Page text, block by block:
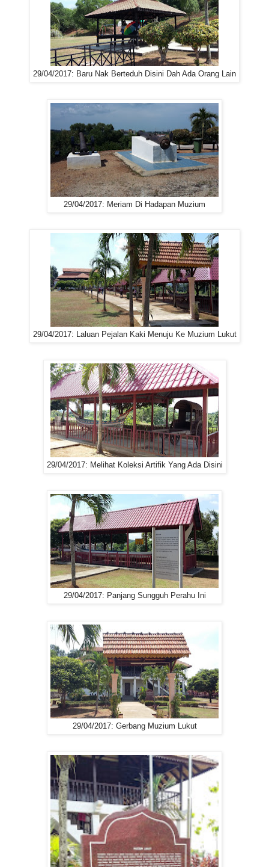
29/04/2017: Baru Nak Berteduh Disini Dah Ada Orang Lain
29/04/2017: Meriam Di Hadapan Muzium
29/04/2017: Laluan Pejalan Kaki Menuju Ke Muzium Lukut
29/04/2017: Melihat Koleksi Artifik Yang Ada Disini
29/04/2017: Panjang Sungguh Perahu Ini
29/04/2017: Gerbang Muzium Lukut